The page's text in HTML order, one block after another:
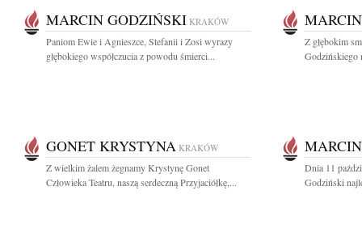
MARCIN GODZIŃSKI KRAKÓW
Paniom Ewie i Agnieszce, Stefanii i Zosi wyrazy
głębokiego współczucia z powodu śmierci...
Z głębokim
Godzińskiego
GONET KRYSTYNA KRAKÓW
Z wielkim żalem żegnamy Krystynę Gonet
Człowieka Teatru, naszą serdeczną Przyjaciółkę,...
Dnia 11
Godziński